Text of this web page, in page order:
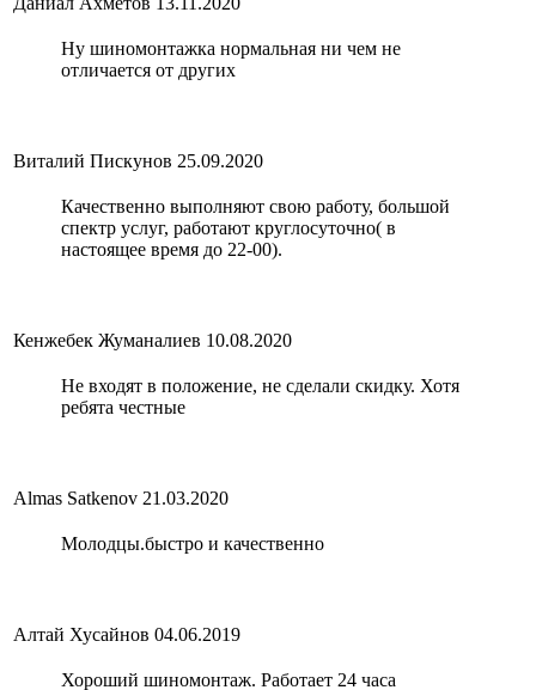
Ну шиномонтажка нормальная ни чем не
отличается от других
Виталий Пискунов 25.09.2020
Качественно выполняют свою работу, большой
спектр услуг, работают круглосуточно( в
настоящее время до 22-00).
Кенжебек Жуманалиев 10.08.2020
Не входят в положение, не сделали скидку. Хотя
ребята честные
Almas Satkenov 21.03.2020
Молодцы.быстро и качественно
Алтай Хусайнов 04.06.2019
Хороший шиномонтаж. Работает 24 часа